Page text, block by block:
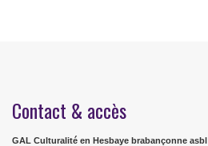
Contact & accès
GAL Culturalité en Hesbaye brabançonne asbl